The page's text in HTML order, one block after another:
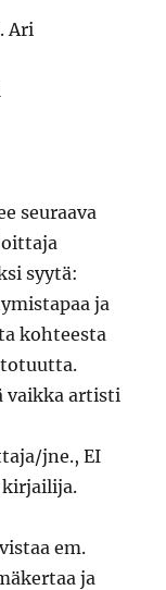
Ari
seuraava
syytä:
ja
kohteesta
vaikka artisti
jne., EI
em.
ja